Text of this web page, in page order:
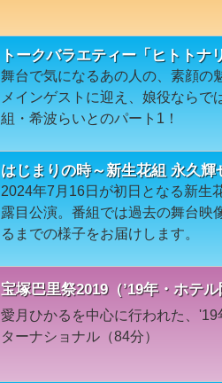
トークバラエティー「ヒトト
舞台で気になるあの人の、素顔の
メインゲストに迎え、娘役なら
組・希波らいとのパート1！
はじまりの時～新生花組 永久輝
2024年7月16日が初日となる新生
露目公演。番組では過去の舞台映
るまでの様子をお届けします。
宝塚巴里祭2019（’19年・ホテ
愛月ひかるを中心に行われた、
ターナショナル（84分）